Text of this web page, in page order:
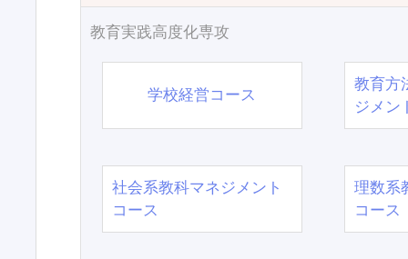
教育実践高度化専攻
学校経営コース
教育方
ジメン
社会系教科マネジメント
コース
理数系
コース